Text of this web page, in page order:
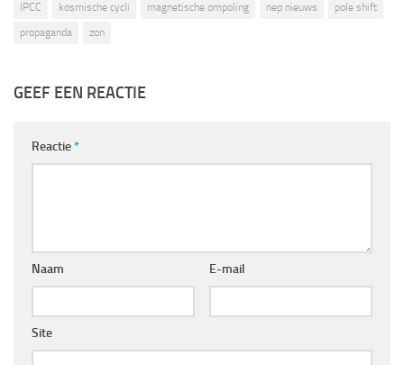
IPCC
kosmische cycli magnetische ompoling nep nieuws
pole shift
propaganda
zon
GEEF EEN REACTIE
Reactie*
Naam E-mail
Site